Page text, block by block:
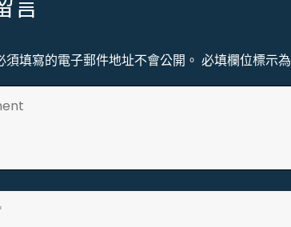
言
須填寫的電子郵件地址不會公開。 必填欄位標示為